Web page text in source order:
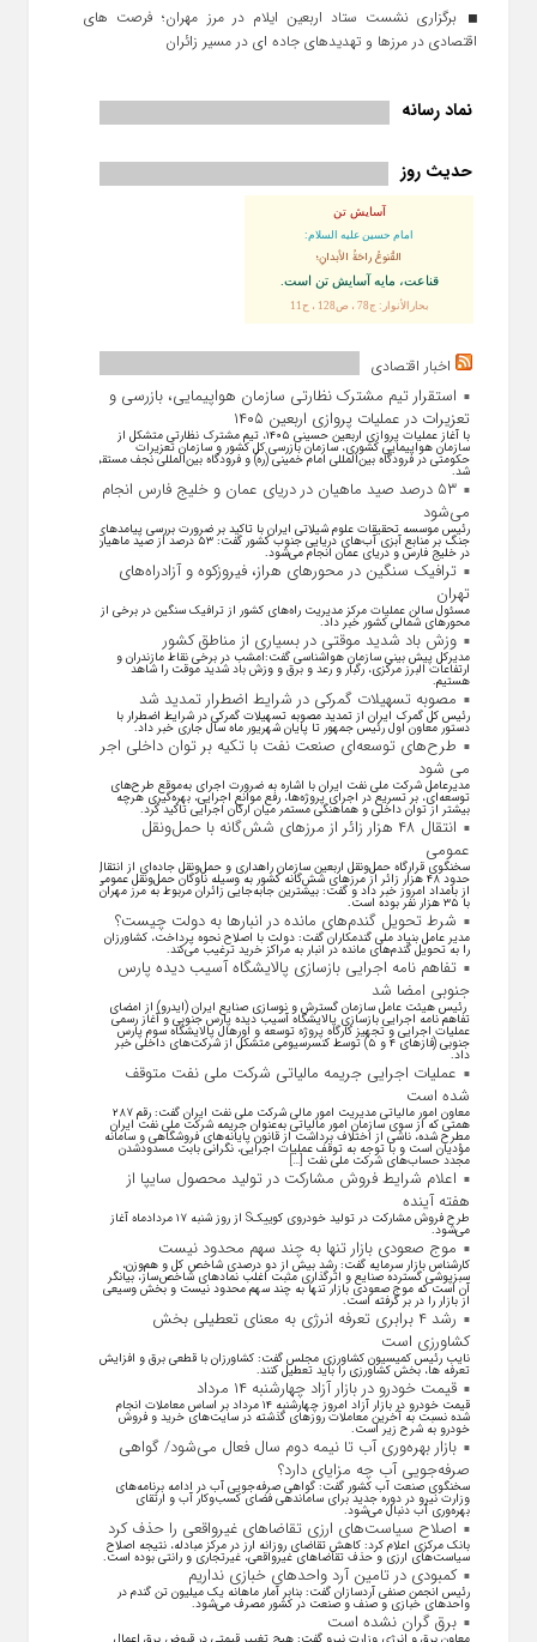
برگزاری نشست ستاد اربعین ایلام در مرز مهران؛ فرصت‌ های
اقتصادی در مرزها و تهدیدهای جاده‌ ای در مسیر زائران
نماد رسانه
حدیث روز
آسایش تن
امام حسین علیه السلام:
القُنوعُ راحَةُ الأبدانِ؛
قناعت، مايه آسايش تن است.
بحارالأنوار: ج78 ، ص128 ، ح11
اخبار اقتصادی
استقرار تیم مشترک نظارتی سازمان هواپیمایی، بازرسی و
تعزیرات در عملیات پروازی اربعین ۱۴۰۵
با آغاز عملیات پروازی اربعین حسینی ۱۴۰۵، تیم مشترک نظارتی متشکل از
سازمان هواپیمایی کشوری، سازمان بازرسی کل کشور و سازمان تعزیرات
حکومتی در فرودگاه بین‌المللی امام خمینی (ره) و فرودگاه بین‌المللی نجف مستقر
شد.
۵۳ درصد صید ماهیان در دریای عمان و خلیج فارس انجام
می‌شود
رئیس موسسه تحقیقات علوم شیلاتی ایران با تاکید بر ضرورت بررسی پیامد‌های
جنگ بر منابع آبزی آب‌های دریایی جنوب کشور گفت: ۵۳ درصد از صید ماهیان
در خلیج فارس و دریای عمان انجام می‌شود.
ترافیک سنگین در محورهای هراز، فیروزکوه و آزادراه‌های
تهران
مسئول سالن عملیات مرکز مدیریت راه‌های کشور از ترافیک سنگین در برخی از
محور‌های شمالی کشور خبر داد.
وزش باد شدید موقتی در بسیاری از مناطق کشور
مدیرکل پیش بینی سازمان هواشناسی گفت:امشب در برخی نقاط مازندران و
ارتفاعات البرز مرکزی، رگبار و رعد و برق و وزش باد شدید موقت را شاهد
هستیم.
مصوبه تسهیلات گمرکی در شرایط اضطرار تمدید شد
رئیس کل گمرک ایران از تمدید مصوبه تسهیلات گمرکی در شرایط اضطرار با
دستور معاون اول رئیس جمهور تا پایان شهریور ماه سال جاری خبر داد.
طرح‌های توسعه‌ای صنعت نفت با تکیه بر توان داخلی اجرا
می شود
مدیرعامل شرکت ملی نفت ایران با اشاره به ضرورت اجرای به‌موقع طرح‌های
توسعه‌ای، بر تسریع در اجرای پروژه‌ها، رفع موانع اجرایی، بهره‌گیری هرچه
بیشتر از توان داخلی و هماهنگی مستمر میان ارکان اجرایی تاکید کرد.
انتقال ۴۸ هزار زائر از مرزهای شش‌گانه با حمل‌ونقل
عمومی
سخنگوی قرارگاه حمل‌ونقل اربعین سازمان راهداری و حمل‌ونقل جاده‌ای از انتقال
حدود ۴۸ هزار زائر از مرز‌های شش‌گانه کشور به وسیله ناوگان حمل‌ونقل عمومی
از بامداد امروز خبر داد و گفت: بیشترین جابه‌جایی زائران مربوط به مرز مهران
با ۳۵ هزار نفر بوده است.
شرط تحویل گندم‌های مانده در انبار‌ها به دولت چیست؟
مدیر عامل بنیاد ملی گندمکاران گفت: دولت با اصلاح نحوه پرداخت، کشاورزان
را به تحویل گندم‌های مانده در انبار به مراکز خرید ترغیب می‌کند.
تفاهم نامه اجرایی بازسازی پالایشگاه آسیب دیده پارس
جنوبی امضا شد
رئیس هیئت عامل سازمان گسترش و نوسازی صنایع ایران (ایدرو) از امضای
تفاهم نامه اجرایی بازسازی پالایشگاه آسیب دیده پارس جنوبی و آغاز رسمی
عملیات اجرایی و تجهیز کارگاه پروژه توسعه و اورهال پالایشگاه سوم پارس
جنوبی (فاز‌های ۴ و ۵) توسط کنسرسیومی متشکل از شرکت‌های داخلی خبر
داد.
عملیات اجرایی جریمه مالیاتی شرکت ملی نفت متوقف
شده است
معاون امور مالیاتی مدیریت امور مالی شرکت ملی نفت ایران گفت: رقم ۲۸۷
همتی که از سوی سازمان امور مالیاتی به‌عنوان جریمه شرکت ملی نفت ایران
مطرح شده، ناشی از اختلاف برداشت از قانون پایانه‌های فروشگاهی و سامانه
مؤدیان است و با توجه به توقف عملیات اجرایی، نگرانی بابت مسدودشدن
مجدد حساب‌های شرکت ملی نفت […]
اعلام شرایط فروش مشارکت در تولید محصول سایپا از
هفته آینده
طرح فروش مشارکت در تولید خودروی کوییکS از روز شنبه ۱۷ مردادماه آغاز
می‌شود.
موج صعودی بازار تنها به چند سهم محدود نیست
کارشناس بازار سرمایه گفت: رشد بیش از دو درصدی شاخص کل و هم‌وزن،
سبزپوشی گسترده صنایع و اثرگذاری مثبت اغلب نماد‌های شاخص‌ساز، بیانگر
آن است که موج صعودی بازار تنها به چند سهم محدود نیست و بخش وسیعی
از بازار را در بر گرفته است.
رشد ۴ برابری تعرفه انرژی به معنای تعطیلی بخش
کشاورزی است
نایب رئیس کمیسیون کشاورزی مجلس گفت: کشاورزان با قطعی برق و افزایش
تعرفه ها، بخش کشاورزی را باید تعطیل کنند.
قیمت خودرو در بازار آزاد چهارشنبه ۱۴ مرداد
قیمت خودرو در بازار آزاد امروز چهارشنبه ۱۴ مرداد بر اساس معاملات انجام
شده نسبت به آخرین معاملات روز‌های گذشته در سایت‌های خرید و فروش
خودرو به شرح زیر است.
بازار بهره‌وری آب تا نیمه دوم سال فعال می‌شود/ گواهی
صرفه‌جویی آب چه مزایای دارد؟
سخنگوی صنعت آب کشور گفت: گواهی صرفه‌جویی آب در ادامه برنامه‌های
وزارت نیرو در دوره جدید برای ساماندهی فضای کسب‌وکار آب و ارتقای
بهره‌وری آب دنبال می‌شود.
اصلاح سیاست‌های ارزی تقاضاهای غیرواقعی را حذف کرد
بانک مرکزی اعلام کرد: کاهش تقاضای روزانه ارز در مرکز مبادله، نتیجه اصلاح
سیاست‌های ارزی و حذف تقاضا‌های غیرواقعی، غیرتجاری و رانتی بوده است.
کمبودی در تامین آرد واحد‌های خبازی نداریم
رئیس انجمن صنفی آردسازان گفت: بنابر آمار ماهانه یک میلیون تن گندم در
واحد‌های خبازی و صنف و صنعت در کشور مصرف می‌شود.
برق گران نشده است